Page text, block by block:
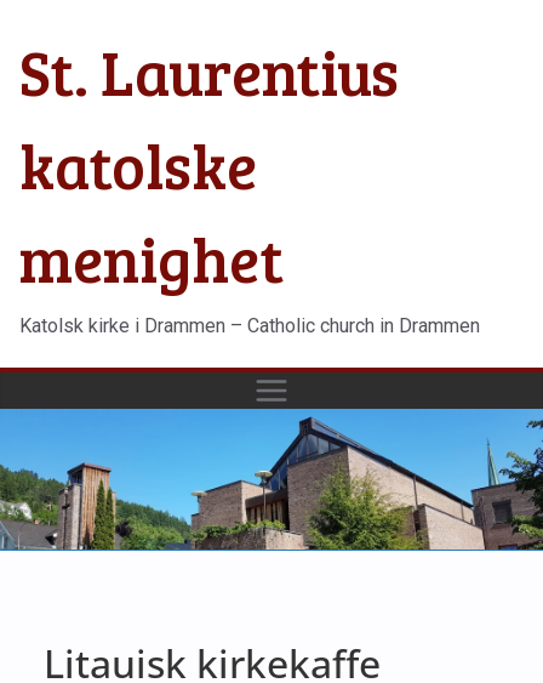
innholdet
St. Laurentius
katolske
menighet
Katolsk kirke i Drammen – Catholic church in Drammen
Litauisk kirkekaffe